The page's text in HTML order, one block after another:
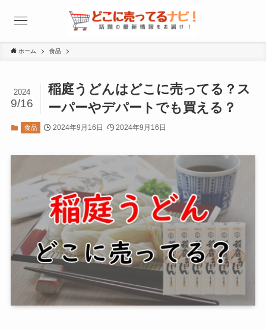
ホーム 食品
稲庭うどんはどこに売ってる？ス
ーパーやデパートでも買える？
2024
9/16
食品 2024年9月16日 2024年9月16日